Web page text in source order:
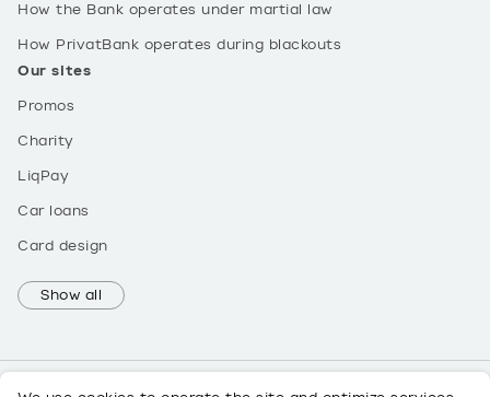
How the Bank operates under martial law
How PrivatBank operates during blackouts
Our sites
Promos
Charity
LiqPay
Car loans
Card design
Show all